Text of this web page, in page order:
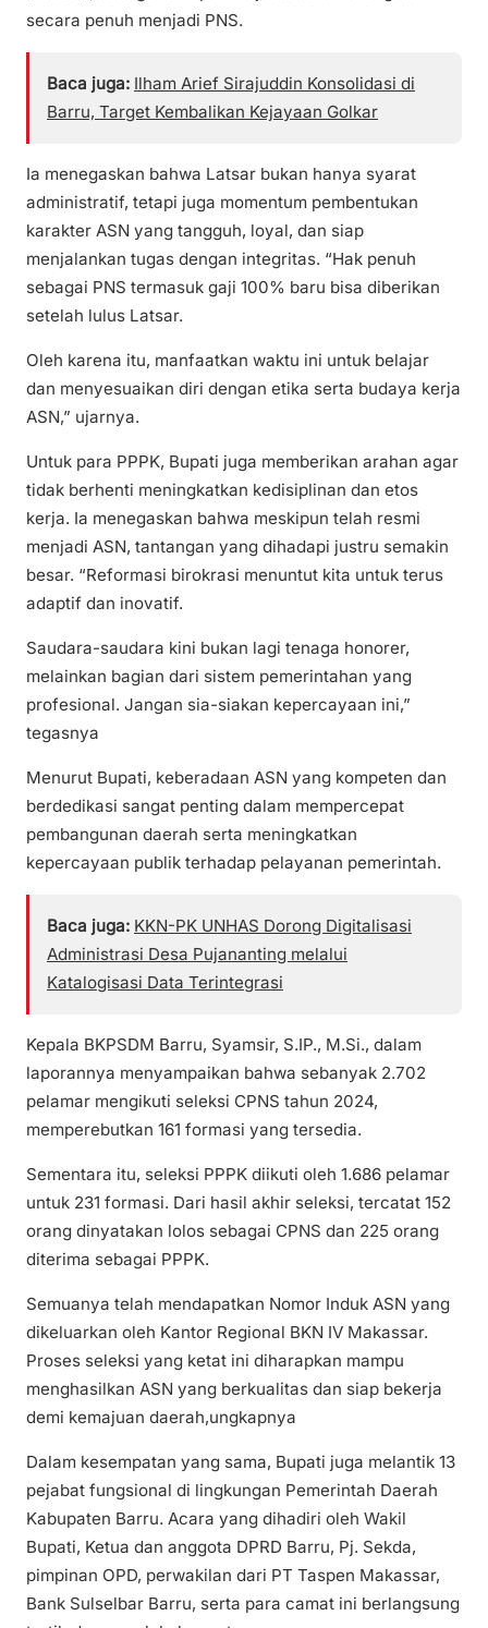
secara penuh menjadi PNS.
Baca juga: Ilham Arief Sirajuddin Konsolidasi di
Barru, Target Kembalikan Kejayaan Golkar
Ia menegaskan bahwa Latsar bukan hanya syarat
administratif, tetapi juga momentum pembentukan
karakter ASN yang tangguh, loyal, dan siap
menjalankan tugas dengan integritas. “Hak penuh
sebagai PNS termasuk gaji 100% baru bisa diberikan
setelah lulus Latsar.
Oleh karena itu, manfaatkan waktu ini untuk belajar
dan menyesuaikan diri dengan etika serta budaya kerja
ASN,” ujarnya.
Untuk para PPPK, Bupati juga memberikan arahan agar
tidak berhenti meningkatkan kedisiplinan dan etos
kerja. Ia menegaskan bahwa meskipun telah resmi
menjadi ASN, tantangan yang dihadapi justru semakin
besar. “Reformasi birokrasi menuntut kita untuk terus
adaptif dan inovatif.
Saudara-saudara kini bukan lagi tenaga honorer,
melainkan bagian dari sistem pemerintahan yang
profesional. Jangan sia-siakan kepercayaan ini,”
tegasnya
Menurut Bupati, keberadaan ASN yang kompeten dan
berdedikasi sangat penting dalam mempercepat
pembangunan daerah serta meningkatkan
kepercayaan publik terhadap pelayanan pemerintah.
Baca juga: KKN-PK UNHAS Dorong Digitalisasi
Administrasi Desa Pujananting melalui
Katalogisasi Data Terintegrasi
Kepala BKPSDM Barru, Syamsir, S.IP., M.Si., dalam
laporannya menyampaikan bahwa sebanyak 2.702
pelamar mengikuti seleksi CPNS tahun 2024,
memperebutkan 161 formasi yang tersedia.
Sementara itu, seleksi PPPK diikuti oleh 1.686 pelamar
untuk 231 formasi. Dari hasil akhir seleksi, tercatat 152
orang dinyatakan lolos sebagai CPNS dan 225 orang
diterima sebagai PPPK.
Semuanya telah mendapatkan Nomor Induk ASN yang
dikeluarkan oleh Kantor Regional BKN IV Makassar.
Proses seleksi yang ketat ini diharapkan mampu
menghasilkan ASN yang berkualitas dan siap bekerja
demi kemajuan daerah,ungkapnya
Dalam kesempatan yang sama, Bupati juga melantik 13
pejabat fungsional di lingkungan Pemerintah Daerah
Kabupaten Barru. Acara yang dihadiri oleh Wakil
Bupati, Ketua dan anggota DPRD Barru, Pj. Sekda,
pimpinan OPD, perwakilan dari PT Taspen Makassar,
Bank Sulselbar Barru, serta para camat ini berlangsung